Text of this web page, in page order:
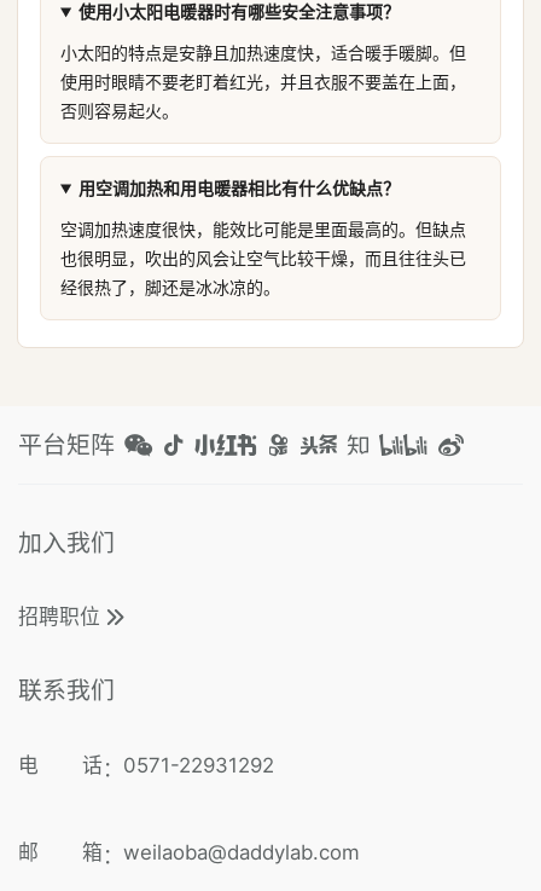
使用小太阳电暖器时有哪些安全注意事项？
小太阳的特点是安静且加热速度快，适合暖手暖脚。但
使用时眼睛不要老盯着红光，并且衣服不要盖在上面，
否则容易起火。
用空调加热和用电暖器相比有什么优缺点？
空调加热速度很快，能效比可能是里面最高的。但缺点
也很明显，吹出的风会让空气比较干燥，而且往往头已
经很热了，脚还是冰冰凉的。
平台矩阵
加入我们
招聘职位
联系我们
电 话 ： 0571-22931292
邮 箱 ： weilaoba@daddylab.com